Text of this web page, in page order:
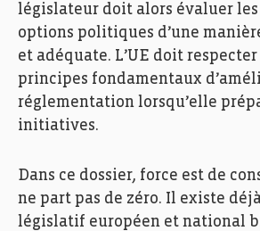
législateur doit alors évaluer
options politiques d’une
et adéquate. L’UE doit
principes fondamentaux
réglementation lorsqu’elle
initiatives.
Dans ce dossier, force est de
ne part pas de zéro. Il existe
législatif européen et national